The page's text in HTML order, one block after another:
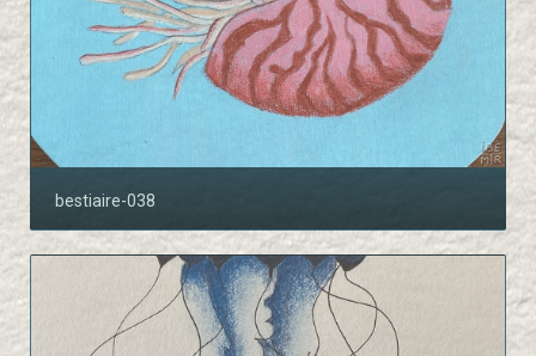
bestiaire-038